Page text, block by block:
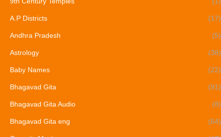
A.P Districts (17)
Andhra Pradesh (5)
Astrology (38)
Baby Names (22)
Bhagavad Gita (91)
Bhagavad Gita Audio (8)
Bhagavad Gita eng (64)